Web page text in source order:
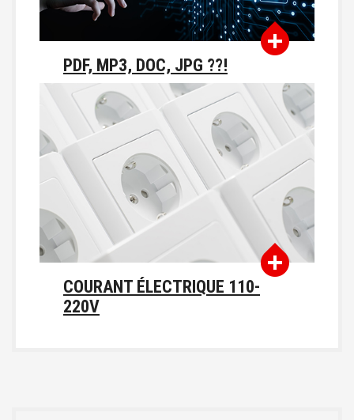
PDF, MP3, DOC, JPG ??!
COURANT ÉLECTRIQUE 110-
220V